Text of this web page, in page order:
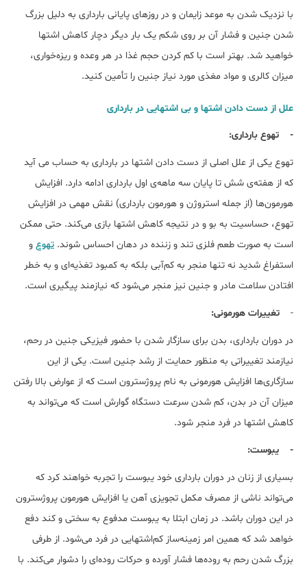
با نزدیک شدن به موعد زایمان و در روزهای پایانی بارداری به دلیل بزرگ
شدن جنین و فشار آن بر روی شکم یک بار دیگر دچار کاهش اشتها
خواهید شد. بهتر است با کم کردن حجم غذا در هر وعده و ریزه‌خواری،
میزان کالری و مواد مغذی مورد نیاز جنین را تأمین کنید.
علل از دست دادن اشتها و بی اشتهایی در بارداری
- تهوع بارداری:
تهوع یکی از علل اصلی از دست دادن اشتها در بارداری به حساب می آید
که از هفته‌ی شش تا پایان سه ماهه‌ی اول بارداری ادامه دارد. افزایش
هورمون‌ها (از جمله استروژن و هورمون بارداری) نقش مهمی در افزایش
تهوع، حساسیت به بو و در نتیجه کاهش اشتها بازی می‌کند. حتی ممکن
است به صورت طعم فلزی تند و زننده در دهان احساس شوند. تهوع و
استفراغ شدید نه تنها منجر به کم‌آبی بلکه به کمبود تغذیه‌ای و به خطر
افتادن سلامت مادر و جنین نیز منجر می‌شود که نیازمند پیگیری است.
- تغییرات هورمونی:
در دوران بارداری، بدن برای سازگار شدن با حضور فیزیکی جنین در رحم،
نیازمند تغییراتی به منظور حمایت از رشد جنین است. یکی از این
سازگاری‌ها افزایش هورمونی به نام پروژسترون است که از عوارض بالا رفتن
میزان آن در بدن، کم شدن سرعت دستگاه گوارش است که می‌تواند به
کاهش اشتها در فرد منجر شود.
- یبوست:
بسیاری از زنان در دوران بارداری خود یبوست را تجربه خواهند کرد که
می‌تواند ناشی از مصرف مکمل تجویزی آهن یا افزایش هورمون پروژسترون
در این دوران باشد. در زمان ابتلا به یبوست مدفوع به سختی و کند دفع
خواهد شد که همین امر زمینه‌ساز کم‌اشتهایی در فرد می‌شود. از طرفی
بزرگ شدن رحم به روده‌ها فشار آورده و حرکات روده‌ای را دشوار می‌کند. با